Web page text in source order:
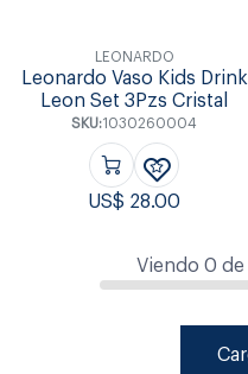
LEONARDO
Leonardo Vaso Kids Drink
Leon Set 3Pzs Cristal
SKU:1030260004
US$ 28.00
Viendo 0 de